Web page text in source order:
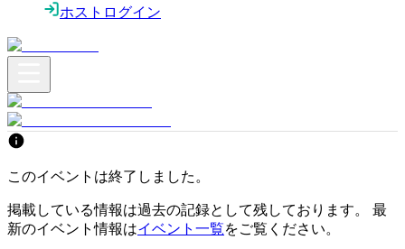
ホストログイン
このイベントは終了しました。
掲載している情報は過去の記録として残しております。 最
新のイベント情報はイベント一覧をご覧ください。